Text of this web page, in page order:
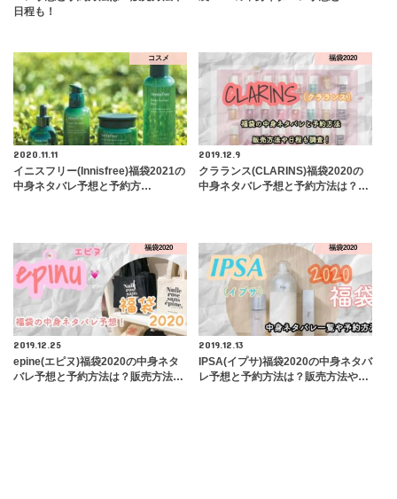
日程も！
コスメ
2020.11.11
イニスフリー(Innisfree)福袋2021の
中身ネタバレ予想と予約方…
福袋2020
2019.12.9
クラランス(CLARINS)福袋2020の
中身ネタバレ予想と予約方法は？…
福袋2020
2019.12.25
epine(エピヌ)福袋2020の中身ネタ
バレ予想と予約方法は？販売方法…
福袋2020
2019.12.13
IPSA(イプサ)福袋2020の中身ネタバ
レ予想と予約方法は？販売方法や…